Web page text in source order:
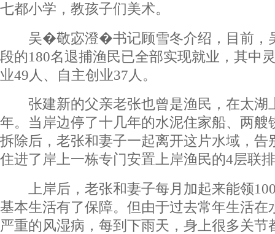
七都小学，教孩子们美术。
吴�敬宓澄�书记顾雪冬介绍，目前，
段的180名退捕渔民已全部实现就业，其中
业49人、自主创业37人。
张建新的父亲老张也曾是渔民，在太湖
年。当岸边停了十几年的水泥住家船、两艘
拆除后，老张和妻子一起离开这片水域，告
住进了岸上一栋专门安置上岸渔民的4层联
上岸后，老张和妻子每月加起来能领
基本生活有了保障。但由于过去常年生活在
严重的风湿病，每到下雨天，身上很多关节